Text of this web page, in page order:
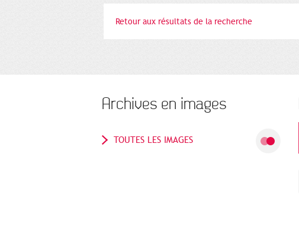
Retour aux résultats de la recherche
Archives en images
TOUTES LES IMAGES